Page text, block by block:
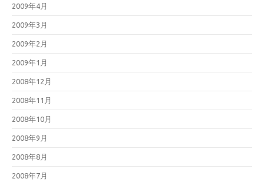
2009年4月
2009年3月
2009年2月
2009年1月
2008年12月
2008年11月
2008年10月
2008年9月
2008年8月
2008年7月